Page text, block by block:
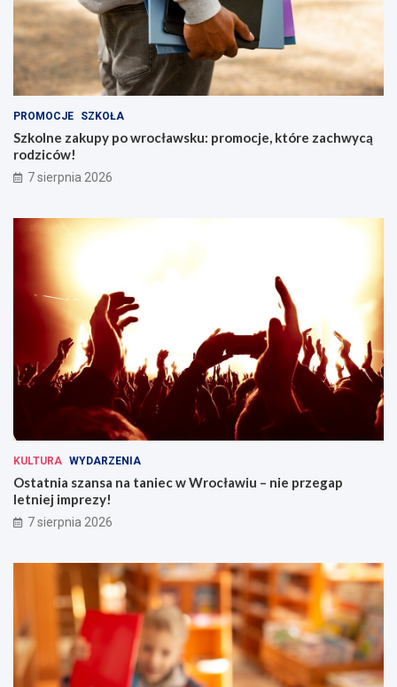
PROMOCJE SZKOŁA
Szkolne zakupy po wrocławsku: promocje, które zachwycą
rodziców!
7 sierpnia 2026
KULTURA WYDARZENIA
Ostatnia szansa na taniec w Wrocławiu – nie przegap
letniej imprezy!
7 sierpnia 2026